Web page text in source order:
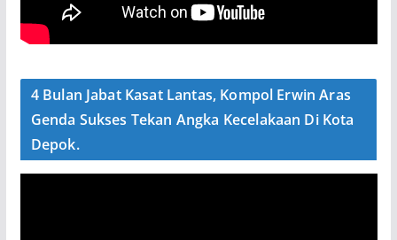
4 Bulan Jabat Kasat Lantas, Kompol Erwin Aras
Genda Sukses Tekan Angka Kecelakaan Di Kota
Depok.